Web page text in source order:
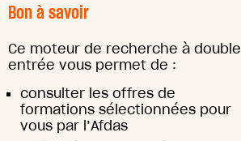
Bon à savoir
Ce moteur de recherche à double
entrée vous permet de :
consulter les offres de
formations sélectionnées pour
vous par l’Afdas